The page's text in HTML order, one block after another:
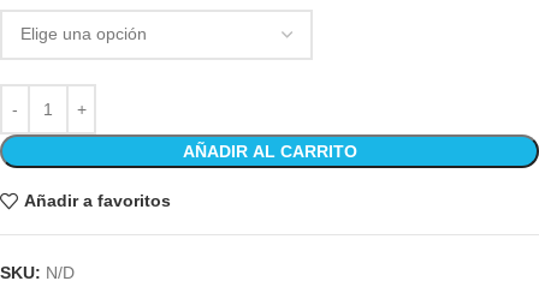
AÑADIR AL CARRITO
Añadir a favoritos
SKU: N/D